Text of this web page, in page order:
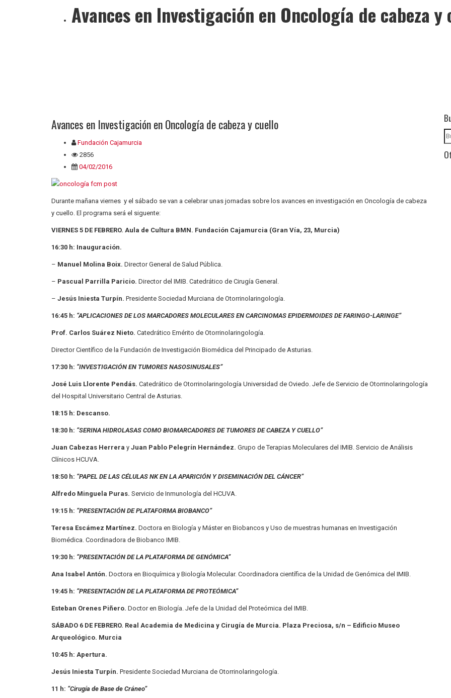
Avances en Investigación en Oncología de cabeza y
Avances en Investigación en Oncología de cabeza y cuello
Fundación Cajamurcia
2856
04/02/2016
Durante mañana viernes y el sábado se van a celebrar unas jornadas sobre los avances en investigación en Oncología de cabeza
y cuello. El programa será el siguente:
VIERNES 5 DE FEBRERO. Aula de Cultura BMN. Fundación Cajamurcia (Gran Vía, 23, Murcia)
16:30 h: Inauguración.
– Manuel Molina Boix. Director General de Salud Pública.
– Pascual Parrilla Paricio. Director del IMIB. Catedrático de Cirugía General.
– Jesús Iniesta Turpín. Presidente Sociedad Murciana de Otorrinolaringología.
16:45 h: “APLICACIONES DE LOS MARCADORES MOLECULARES EN CARCINOMAS EPIDERMOIDES DE FARINGO-LARINGE”
Prof. Carlos Suárez Nieto. Catedrático Emérito de Otorrinolaringología.
Director Científico de la Fundación de Investigación Biomédica del Principado de Asturias.
17:30 h: “INVESTIGACIÓN EN TUMORES NASOSINUSALES”
José Luis Llorente Pendás. Catedrático de Otorrinolaringología Universidad de Oviedo. Jefe de Servicio de Otorrinolaringología
del Hospital Universitario Central de Asturias.
18:15 h: Descanso.
18:30 h: “SERINA HIDROLASAS COMO BIOMARCADORES DE TUMORES DE CABEZA Y CUELLO”
Juan Cabezas Herrera y Juan Pablo Pelegrín Hernández. Grupo de Terapias Moleculares del IMIB. Servicio de Análisis
Clínicos HCUVA.
18:50 h: “PAPEL DE LAS CÉLULAS NK EN LA APARICIÓN Y DISEMINACIÓN DEL CÁNCER”
Alfredo Minguela Puras. Servicio de Inmunología del HCUVA.
19:15 h: “PRESENTACIÓN DE PLATAFORMA BIOBANCO”
Teresa Escámez Martínez. Doctora en Biología y Máster en Biobancos y Uso de muestras humanas en Investigación
Biomédica. Coordinadora de Biobanco IMIB.
19:30 h: “PRESENTACIÓN DE LA PLATAFORMA DE GENÓMICA”
Ana Isabel Antón. Doctora en Bioquímica y Biología Molecular. Coordinadora científica de la Unidad de Genómica del IMIB.
19:45 h: “PRESENTACIÓN DE LA PLATAFORMA DE PROTEÓMICA”
Esteban Orenes Piñero. Doctor en Biología. Jefe de la Unidad del Proteómica del IMIB.
SÁBADO 6 DE FEBRERO. Real Academia de Medicina y Cirugía de Murcia. Plaza Preciosa, s/n – Edificio Museo
Arqueológico. Murcia
10:45 h: Apertura.
Jesús Iniesta Turpín. Presidente Sociedad Murciana de Otorrinolaringología.
11 h: “Cirugía de Base de Cráneo”